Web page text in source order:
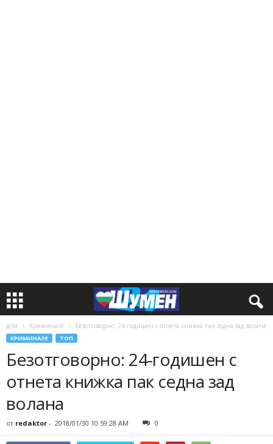
дом Криминале Безотговорно: 24-годишен с отнета книжка пак седна зад волана
КРИМИНАЛЕ ТОП
Безотговорно: 24-годишен с
отнета книжка пак седна зад
волана
от redaktor - 2018/01/30 10:59:28 AM 0